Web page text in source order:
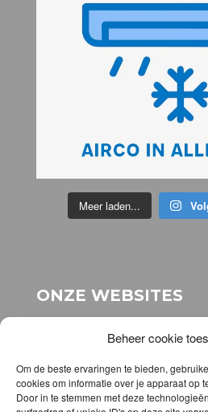
Beheer cookie
Om de beste ervaringen te bieden,
cookies om informatie over je apparaat op
Door in te stemmen met deze
Meer laden...
ONZE WEBSITES
voor onze stichting:
voor onze webshop: